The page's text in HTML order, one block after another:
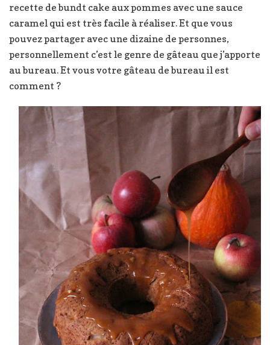
recette de bundt cake aux pommes avec une sauce
caramel qui est très facile à réaliser. Et que vous
pouvez partager avec une dizaine de personnes,
personnellement c’est le genre de gâteau que j’apporte
au bureau. Et vous votre gâteau de bureau il est
comment ?